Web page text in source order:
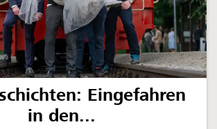
Eingefahren
in den...